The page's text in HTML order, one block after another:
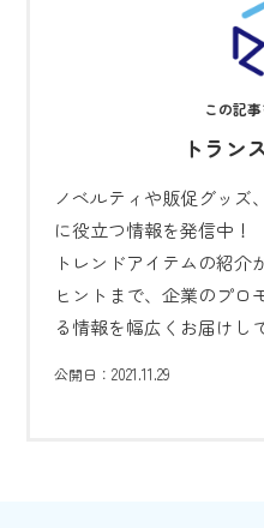
トラン
ノベルティや販促グッズ
に役立つ情報を発信中！
トレンドアイテムの紹介
ヒントまで、企業のプロ
る情報を幅広くお届けし
公開日：2021.11.29